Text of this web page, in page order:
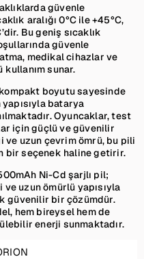
güvenle
aralığı 0°C ile +45°C,
Bu geniş sıcaklık
güvenle
medikal cihazlar ve
sunar.
boyutu sayesinde
batarya
Oyuncaklar, test
için güçlü ve güvenilir
ve uzun çevrim ömrü, bu pili
bir seçenek haline getirir.
Ni-Cd şarjlı pil;
uzun ömürlü yapısıyla
güvenilir bir çözümdür.
hem bireysel hem de
enerji sunmaktadır.